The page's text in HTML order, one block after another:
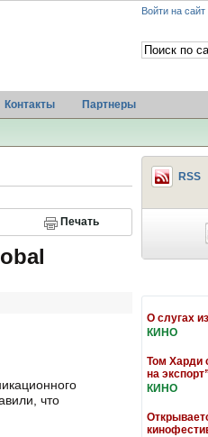
Войти на сайт
Контакты Партнеры
Печать
что
RSS
О слугах
КИНО
Том Харди
на
КИНО